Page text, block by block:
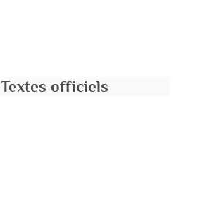
Textes officiels